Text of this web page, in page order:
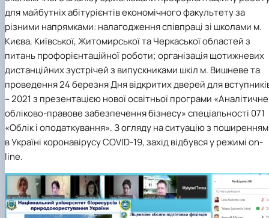
для майбутніх абітурієнтів економічного факультету за
різними напрямками: налагодження співпраці зі школами м.
Києва, Київської, Житомирської та Черкаської областей з
питань профорієнтаційної роботи; організація щотижневих
дистанційних зустрічей з випускниками шкіл м. Вишневе та
проведення 24 березня Дня відкритих дверей для
– 2021 з презентацією нової освітньої програми «Аналітичне
обліково-правове забезпечення бізнесу» спеціальності 071
«Облік і оподаткування». З огляду на ситуацію з поширенням
в Україні коронавірусу COVID-19, захід відбувся у режимі on-
line.